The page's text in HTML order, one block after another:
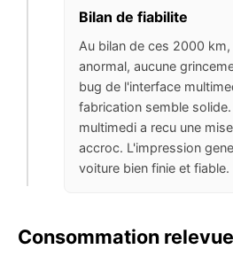
Bilan de fiabilite
Au bilan de ces 2000
anormal, aucune
bug de l'interface
fabrication semble
multimedi a recu une
accroc. L'impression
voiture bien finie et fiable.
Consommation relevue